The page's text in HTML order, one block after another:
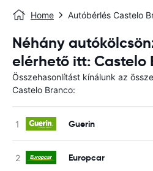
Home Autóbérlés Castelo
Néhány
elérhető itt: Castelo
Összehasonlítást kínálunk az
Castelo Branco:
Guerin
Europcar